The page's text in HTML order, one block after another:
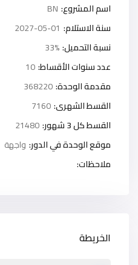
اسم المشروع: BN
سنة الاستلام: 2027-05-01
نسبة التحميل:33%
عدد سنوات الأقساط:10
مقدمة الوحدة:368220
القسط الشهرى:7160
القسط كل 3 شهور:
21480
موقع الوحدة في الدور: واجهة
ملاحظات:
الخريطة